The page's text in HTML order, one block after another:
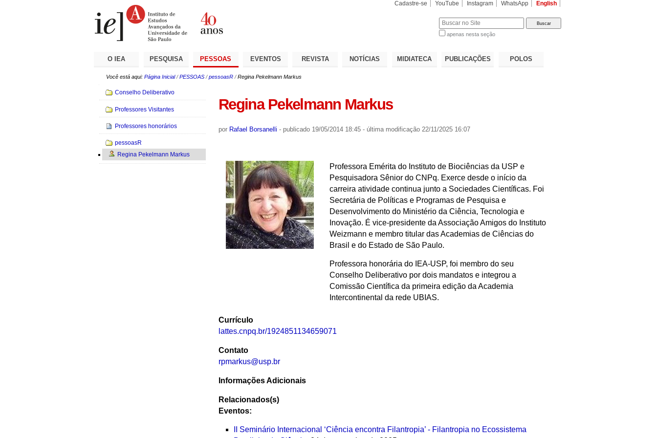
Cadastre-se YouTube Instagram WhatsApp English
apenas nesta seção
O IEA PESQUISA PESSOAS EVENTOS REVISTA NOTÍCIAS MIDIATECA PUBLICAÇÕES POLOS
Você está aqui: Página Inicial /PESSOAS /pessoasR /Regina Pekelmann Markus
Regina Pekelmann Markus
por Rafael Borsanelli - publicado19/05/2014 18:45 - última modificação22/11/2025 16:07
Professora Emérita do Instituto de Biociências da USP e
Pesquisadora Sênior do CNPq. Exerce desde o início da
carreira atividade continua junto a Sociedades Científicas. Foi
Secretária de Políticas e Programas de Pesquisa e
Desenvolvimento do Ministério da Ciência, Tecnologia e
Inovação. É vice-presidente da Associação Amigos do Instituto
Weizmann e membro titular das Academias de Ciências do
Brasil e do Estado de São Paulo.
Professora honorária do IEA-USP, foi membro do seu
Conselho Deliberativo por dois mandatos e integrou a
Comissão Científica da primeira edição da Academia
Intercontinental da rede UBIAS.
Currículo
lattes.cnpq.br/1924851134659071
Contato
rpmarkus@usp.br
Informações Adicionais
Relacionados(s)
Eventos:
II Seminário Internacional ‘Ciência encontra Filantropia’ - Filantropia no Ecossistema
Navegação
Conselho Deliberativo
Professores Visitantes
Professores honorários
pessoasR
Regina Pekelmann Markus